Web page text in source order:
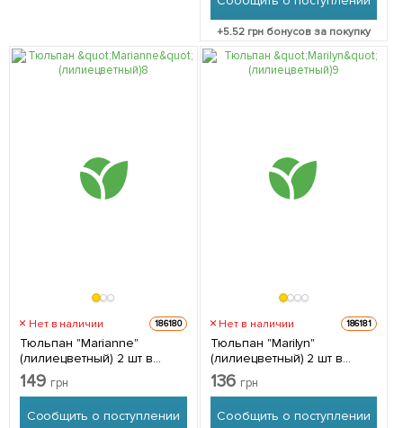
+5.52 грн бонусов за покупку
Нет в наличии 186180
Тюльпан "Marianne"
(лилиецветный) 2 шт в
упаковке
149 грн
Сообщить о поступлении
Нет в наличии 186181
Тюльпан "Marilyn"
(лилиецветный) 2 шт в
упаковке
136 грн
Сообщить о поступлении